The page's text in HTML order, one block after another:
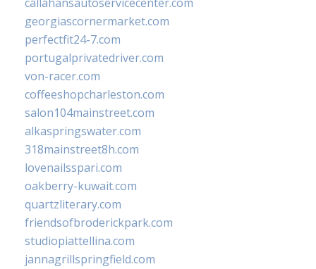
georgiascornermarket.com
perfectfit24-7.com
portugalprivatedriver.com
von-racer.com
coffeeshopcharleston.com
salon104mainstreet.com
alkaspringswater.com
318mainstreet8h.com
lovenailsspari.com
oakberry-kuwait.com
quartzliterary.com
friendsofbroderickpark.com
studiopiattellina.com
jannagrillspringfield.com